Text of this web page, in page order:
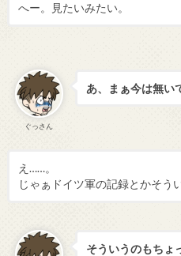
へー。見たいみたい。
ぐっさん
あ、まぁ今は無い
え……。
じゃぁドイツ軍の記録とかそう
そういうのもちょ